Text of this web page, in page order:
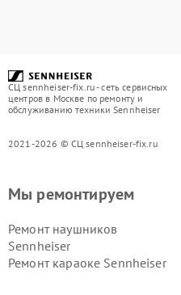
СЦ sennheiser-fix.ru - сеть сервисных
центров в Москве по ремонту и
обслуживанию техники Sennheiser
2021-2026 © СЦ sennheiser-fix.ru
Мы ремонтируем
Ремонт наушников
Sennheiser
Ремонт караоке Sennheiser